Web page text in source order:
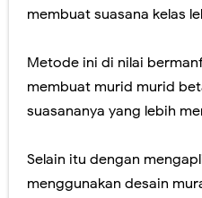
membuat suasana kelas
Metode ini di nilai
membuat murid murid
suasananya yang lebih
Selain itu dengan
menggunakan desain